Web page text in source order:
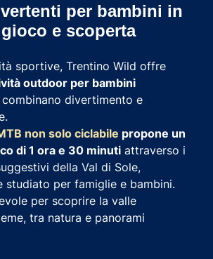
per bambini in
e scoperta
sportive, Trentino Wild offre
outdoor per bambini
combinano divertimento e
non solo ciclabile propone un
di 1 ora e 30 minuti attraverso i
della Val di Sole,
studiato per famiglie e bambini.
per scoprire la valle
tra natura e panorami